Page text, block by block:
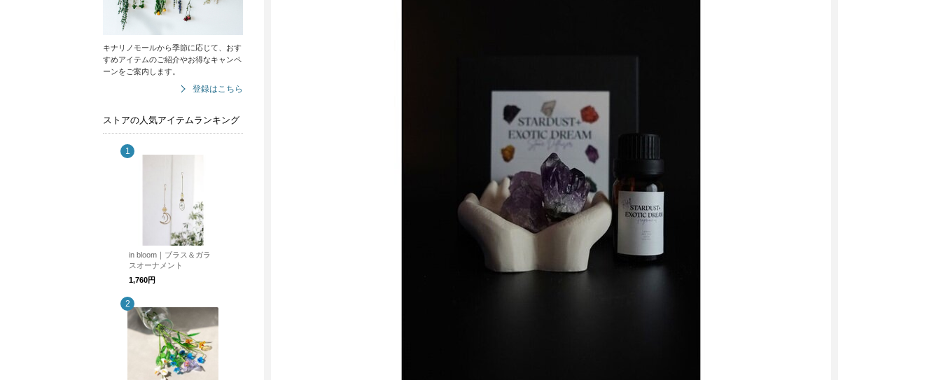
キナリノモールから季節に応じて、おす
すめアイテムのご紹介やお得なキャンペ
ーンをご案内します。
登録はこちら
ストアの人気アイテムランキング
in bloom｜ブラス＆ガラ
スオーナメント
1,760円